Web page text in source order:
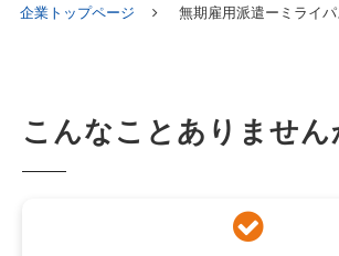
企業トップページ 無期雇用派遣ーミライ
こんなことありません